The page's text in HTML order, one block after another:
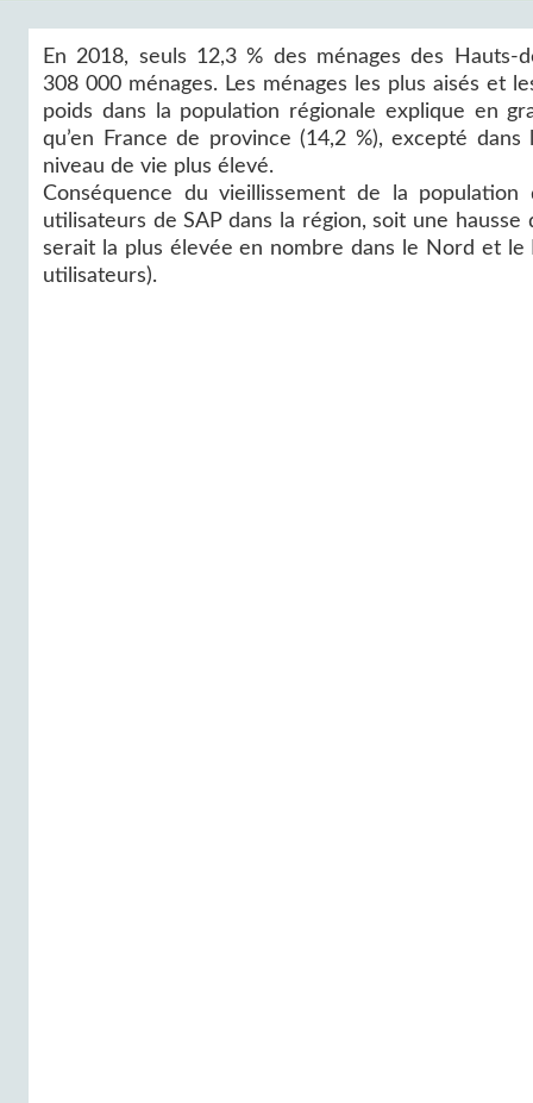
En 2018, seuls 12,3 % des ménages des
308 000 ménages. Les ménages les plus aisés et
poids dans la population régionale explique en
qu’en France de province (14,2 %), excepté
niveau de vie plus élevé.
Conséquence du vieillissement de la
utilisateurs de SAP dans la région, soit une
serait la plus élevée en nombre dans le Nord et
utilisateurs).